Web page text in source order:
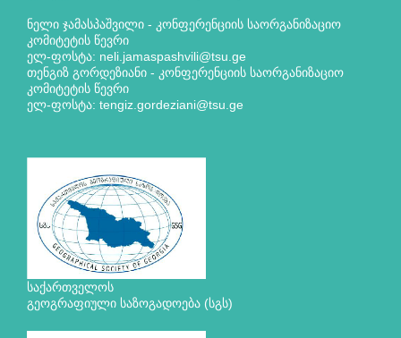
ნელი ჯამასპაშვილი - კონფერენციის საორგანიზაციო
კომიტეტის წევრი
ელ-ფოსტა: neli.jamaspashvili@tsu.ge
თენგიზ გორდეზიანი - კონფერენციის საორგანიზაციო
კომიტეტის წევრი
ელ-ფოსტა: tengiz.gordeziani@tsu.ge
საქართველოს
გეოგრაფიული საზოგადოება (სგს)